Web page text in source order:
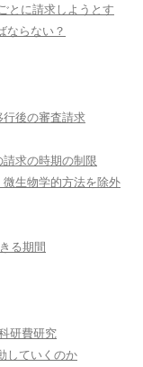
とに請求しようとす
ならない？
行後の審査請求
求の時期の制限
微生物学的方法を除外
る期間
研費研究
していくのか